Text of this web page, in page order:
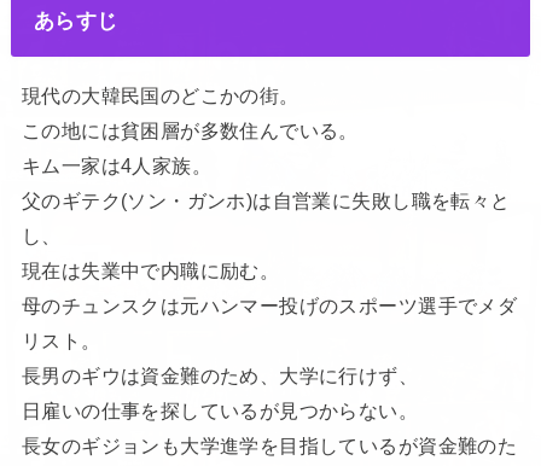
あらすじ
現代の大韓民国のどこかの街。
この地には貧困層が多数住んでいる。
キム一家は4人家族。
父のギテク(ソン・ガンホ)は自営業に失敗し職を転々と
し、
現在は失業中で内職に励む。
母のチュンスクは元ハンマー投げのスポーツ選手でメダ
リスト。
長男のギウは資金難のため、大学に行けず、
日雇いの仕事を探しているが見つからない。
長女のギジョンも大学進学を目指しているが資金難のた